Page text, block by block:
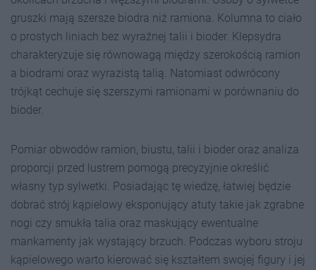
gruszki mają szersze biodra niż ramiona. Kolumna to ciało
o prostych liniach bez wyraźnej talii i bioder. Klepsydra
charakteryzuje się równowagą między szerokością ramion
a biodrami oraz wyrazistą talią. Natomiast odwrócony
trójkąt cechuje się szerszymi ramionami w porównaniu do
bioder.
Pomiar obwodów ramion, biustu, talii i bioder oraz analiza
proporcji przed lustrem pomogą precyzyjnie określić
własny typ sylwetki. Posiadając tę wiedzę, łatwiej będzie
dobrać strój kąpielowy eksponujący atuty takie jak zgrabne
nogi czy smukła talia oraz maskujący ewentualne
mankamenty jak wystający brzuch. Podczas wyboru stroju
kąpielowego warto kierować się kształtem swojej figury i jej